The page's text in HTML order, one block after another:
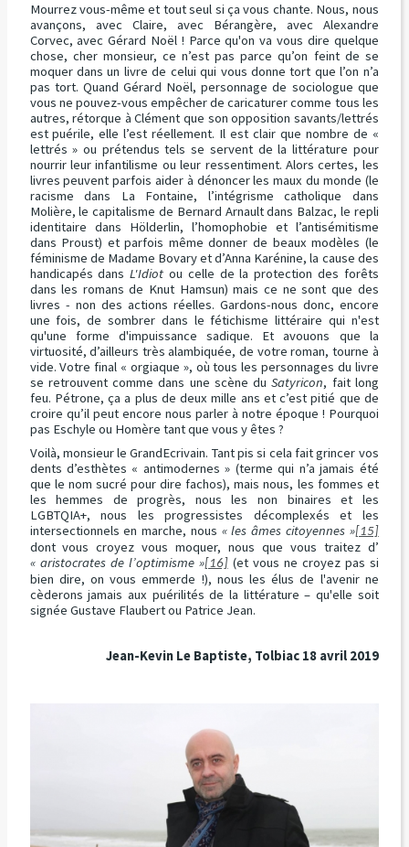
Mourrez vous-même et tout seul si ça vous chante. Nous, nous
avançons, avec Claire, avec Bérangère, avec Alexandre
Corvec, avec Gérard Noël ! Parce qu'on va vous dire quelque
chose, cher monsieur, ce n’est pas parce qu’on feint de se
moquer dans un livre de celui qui vous donne tort que l’on n’a
pas tort. Quand Gérard Noël, personnage de sociologue que
vous ne pouvez-vous empêcher de caricaturer comme tous les
autres, rétorque à Clément que son opposition savants/lettrés
est puérile, elle l’est réellement. Il est clair que nombre de «
lettrés » ou prétendus tels se servent de la littérature pour
nourrir leur infantilisme ou leur ressentiment. Alors certes, les
livres peuvent parfois aider à dénoncer les maux du monde (le
racisme dans La Fontaine, l’intégrisme catholique dans
Molière, le capitalisme de Bernard Arnault dans Balzac, le repli
identitaire dans Hölderlin, l’homophobie et l’antisémitisme
dans Proust) et parfois même donner de beaux modèles (le
féminisme de Madame Bovary et d’Anna Karénine, la cause des
handicapés dansL'Idiot ou celle de la protection des forêts
dans les romans de Knut Hamsun) mais ce ne sont que des
livres - non des actions réelles. Gardons-nous donc, encore
une fois, de sombrer dans le fétichisme littéraire qui n'est
qu'une forme d'impuissance sadique. Et avouons que la
virtuosité, d’ailleurs très alambiquée, de votre roman, tourne à
vide. Votre final « orgiaque », où tous les personnages du livre
se retrouvent comme dans une scène du Satyricon, fait long
feu. Pétrone, ça a plus de deux mille ans et c’est pitié que de
croire qu’il peut encore nous parler à notre époque ! Pourquoi
pas Eschyle ou Homère tant que vous y êtes ?
Voilà, monsieur le GrandEcrivain. Tant pis si cela fait grincer vos
dents d’esthètes « antimodernes » (terme qui n’a jamais été
que le nom sucré pour dire fachos), mais nous, les fommes et
les hemmes de progrès, nous les non binaires et les
LGBTQIA+, nous les progressistes décomplexés et les
intersectionnels en marche, nous « les âmes citoyennes »[15]
dont vous croyez vous moquer, nous que vous traitez d’
« aristocrates de l’optimisme »[16](et vous ne croyez pas si
bien dire, on vous emmerde !), nous les élus de l'avenir ne
cèderons jamais aux puérilités de la littérature – qu'elle soit
signée Gustave Flaubert ou Patrice Jean.
Jean-Kevin Le Baptiste, Tolbiac 18 avril 2019